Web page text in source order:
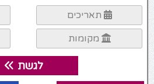
תאריכים
מקומות
לגשת